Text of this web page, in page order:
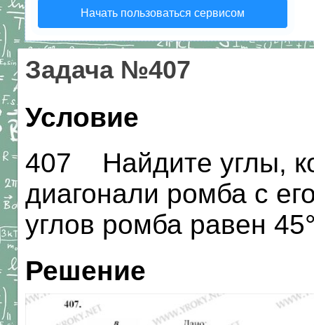
Начать пользоваться сервисом
Задача №407
Условие
407 Найдите углы,
диагонали ромба с
углов ромба равен
Решение